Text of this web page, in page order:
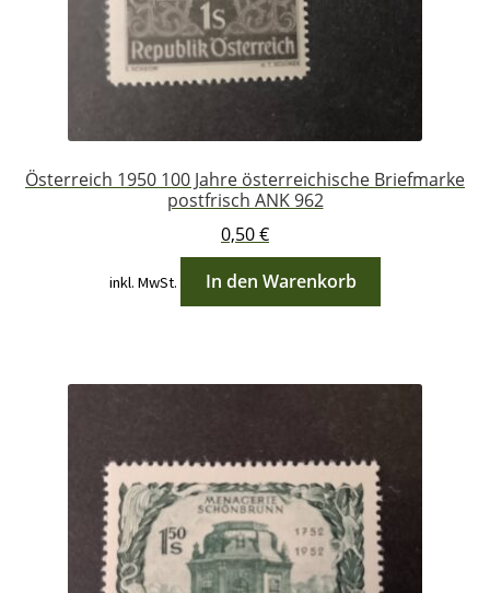
Österreich 1950 100 Jahre österreichische Briefmarke
postfrisch ANK 962
0,50€
inkl. MwSt. In den Warenkorb